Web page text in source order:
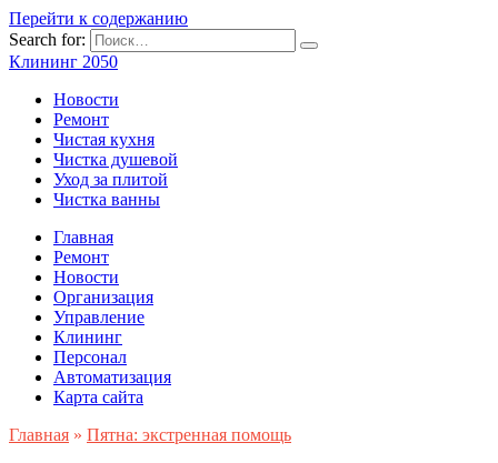
Перейти к содержанию
Search for:
Клининг 2050
Новости
Ремонт
Чистая кухня
Чистка душевой
Уход за плитой
Чистка ванны
Главная
Ремонт
Новости
Организация
Управление
Клининг
Персонал
Автоматизация
Карта сайта
Главная » Пятна: экстренная помощь